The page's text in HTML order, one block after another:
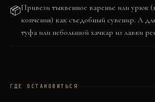
📦Привези тыквенное варенье или урюк
копчения) как съедобный сувенир. А
туфа или небольшой хачкар из лавки
ГДЕ ОСТАНОВИТЬСЯ